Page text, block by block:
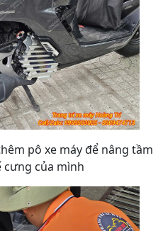
pô xe máy để nâng tầm
của mình